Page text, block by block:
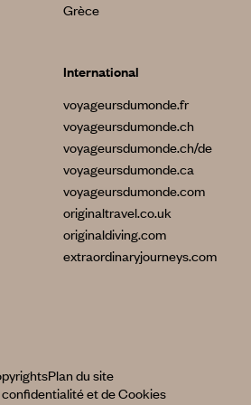
Grèce
International
voyageursdumonde.fr
voyageursdumonde.ch
voyageursdumonde.ch/de
voyageursdumonde.ca
voyageursdumonde.com
originaltravel.co.uk
originaldiving.com
extraordinaryjourneys.com
Plan du site
et de Cookies